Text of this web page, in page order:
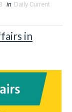
in Daily Current
in